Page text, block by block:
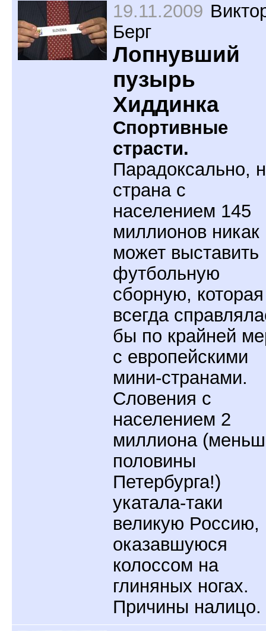
19.11.2009
Берг
Лопнувший
пузырь
Хиддинка
Спортивные
страсти.
Парадоксально,
страна с
населением 145
миллионов никак
может выставить
футбольную
сборную, которая
всегда
бы по крайней
с европейскими
мини-странами.
Словения с
населением 2
миллиона
половины
Петербурга!)
укатала-таки
великую Россию,
оказавшуюся
колоссом на
глиняных ногах.
Причины налицо.